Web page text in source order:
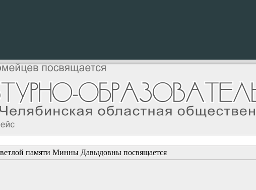
памяти Минны Давыдовны посвящается